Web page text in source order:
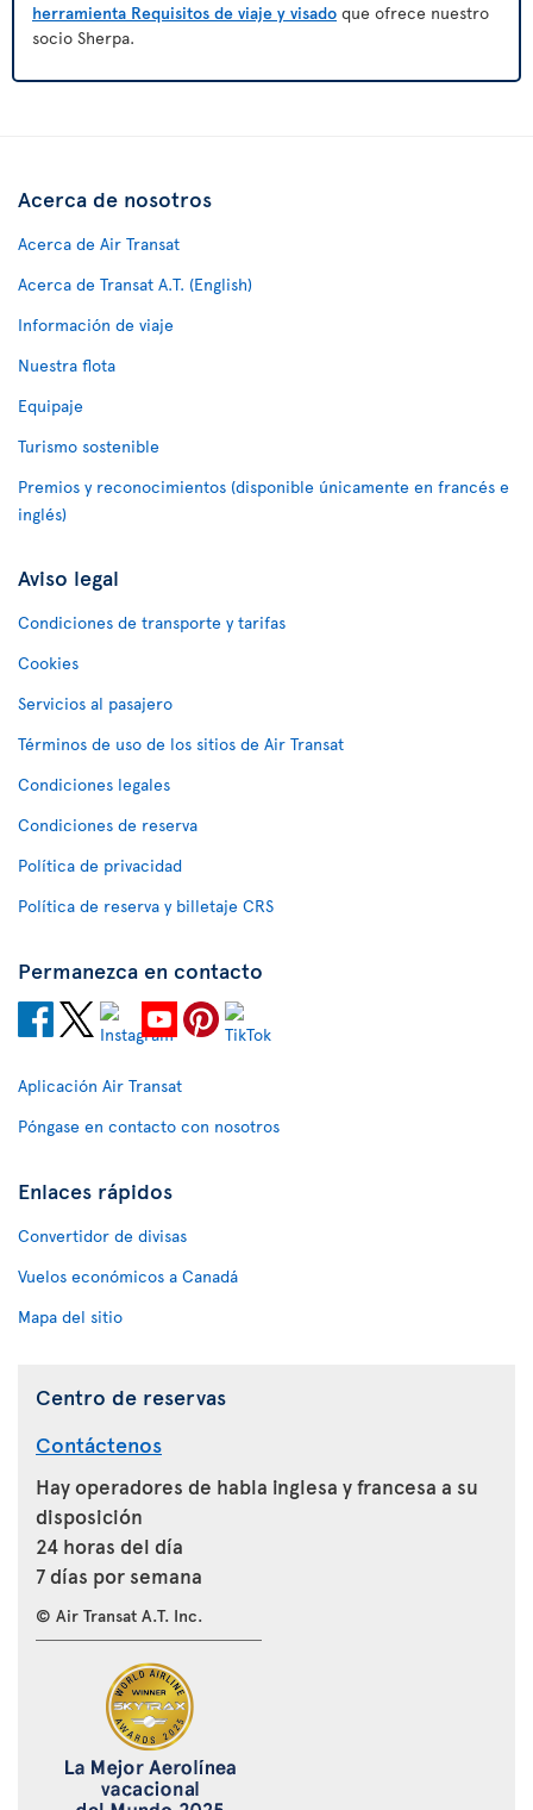
herramienta Requisitos de viaje y visado que ofrece nuestro
socio Sherpa.
Acerca de nosotros
Acerca de Air Transat
Acerca de Transat A.T. (English)
Información de viaje
Nuestra flota
Equipaje
Turismo sostenible
Premios y reconocimientos (disponible únicamente en francés e
inglés)
Aviso legal
Condiciones de transporte y tarifas
Cookies
Servicios al pasajero
Términos de uso de los sitios de Air Transat
Condiciones legales
Condiciones de reserva
Política de privacidad
Política de reserva y billetaje CRS
Permanezca en contacto
Aplicación Air Transat
Póngase en contacto con nosotros
Enlaces rápidos
Convertidor de divisas
Vuelos económicos a Canadá
Mapa del sitio
Centro de reservas
Contáctenos
Hay operadores de habla inglesa y francesa a su
disposición
24 horas del día
7 días por semana
© Air Transat A.T. Inc.